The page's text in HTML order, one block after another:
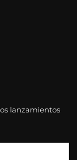
lanzamientos